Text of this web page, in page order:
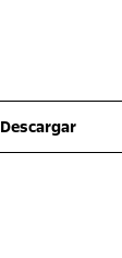
Descargar